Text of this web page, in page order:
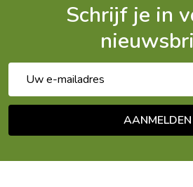
Schrijf je in
mailadres
AANMELDEN